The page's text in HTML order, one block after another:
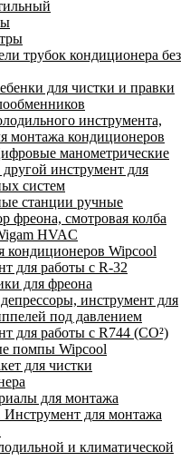
трубок кондиционера без
для чистки и правки
инструмента,
монтажа кондиционеров
манометрические
инструмент для
систем
станции ручные
фреона, смотровая колба
HVAC
кондиционеров Wipcool
для работы с R-32
для фреона
инструмент для
под давлением
для работы с R744 (CO²)
помпы Wipcool
для чистки
для монтажа
для монтажа
и климатической